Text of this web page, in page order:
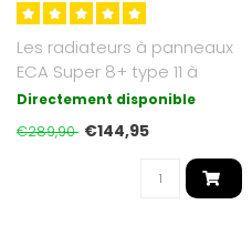
Les radiateurs à panneaux
ECA Super 8+ type 11 à
façade plate que nous
propos..
Directement disponible
€289,90 €144,95